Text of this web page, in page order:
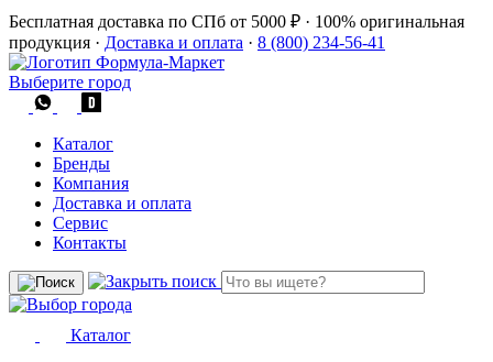
Бесплатная доставка по СПб от 5000 ₽ · 100% оригинальная
продукция · Доставка и оплата · 8 (800) 234-56-41
Выберите город
Каталог
Бренды
Компания
Доставка и оплата
Сервис
Контакты
Каталог